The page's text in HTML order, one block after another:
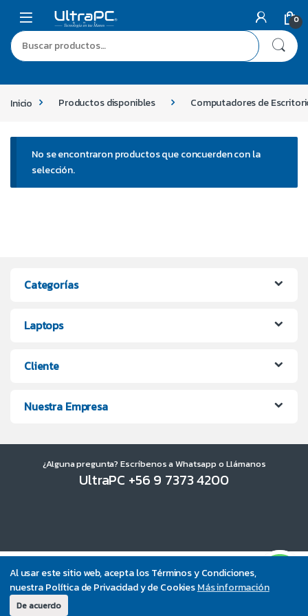
Al usar este sitio web, acepta los Términos y Condiciones,
nuestra Política de Privacidad y de CookiesMás información
De acuerdo
0
Inicio Productos disponibles Computadores de
No se encontraron productos que concuerden con la
selección.
Categorías
Laptops
Cliente
Nuestra Empresa
¿Alguna pregunta? Escríbenos a Whatsapp o Llámanos
UltraPC +56 9 7373 4200